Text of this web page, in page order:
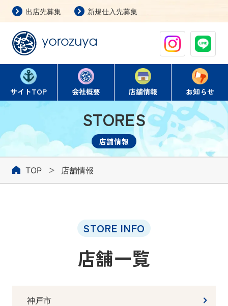
よろず屋
サイトTOP 会社概要 店舗情報 お知らせ
出店先募集 新規仕入先募集
STORES
店舗情報
TOP 店舗情報
STORE INFO
店舗一覧
神戸市